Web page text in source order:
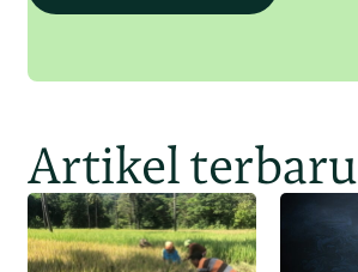
Artikel terbaru